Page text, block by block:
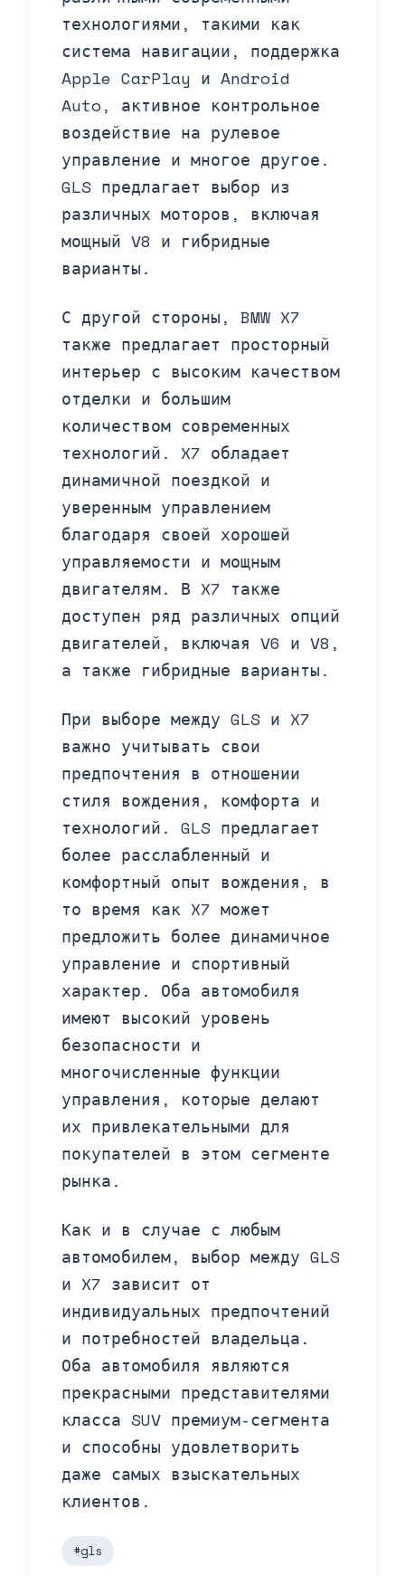
технологиями, такими как
система навигации, поддержка
Apple CarPlay и Android
Auto, активное контрольное
воздействие на рулевое
управление и многое другое.
GLS предлагает выбор из
различных моторов, включая
мощный V8 и гибридные
варианты.
С другой стороны, BMW X7
также предлагает просторный
интерьер с высоким качеством
отделки и большим
количеством современных
технологий. X7 обладает
динамичной поездкой и
уверенным управлением
благодаря своей хорошей
управляемости и мощным
двигателям. В X7 также
доступен ряд различных опций
двигателей, включая V6 и V8,
а также гибридные варианты.
При выборе между GLS и X7
важно учитывать свои
предпочтения в отношении
стиля вождения, комфорта и
технологий. GLS предлагает
более расслабленный и
комфортный опыт вождения, в
то время как X7 может
предложить более динамичное
управление и спортивный
характер. Оба автомобиля
имеют высокий уровень
безопасности и
многочисленные функции
управления, которые делают
их привлекательными для
покупателей в этом сегменте
рынка.
Как и в случае с любым
автомобилем, выбор между GLS
и X7 зависит от
индивидуальных предпочтений
и потребностей владельца.
Оба автомобиля являются
прекрасными представителями
класса SUV премиум-сегмента
и способны удовлетворить
даже самых взыскательных
клиентов.
#gls